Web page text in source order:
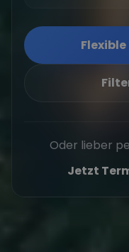
Oder lieber
Jetzt